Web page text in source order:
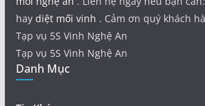
hay diệt mối vinh . Cảm ơn quý khách
Tạp vụ 5S Vinh Nghệ An
Tạp vụ 5S Vinh Nghệ An
Danh Mục